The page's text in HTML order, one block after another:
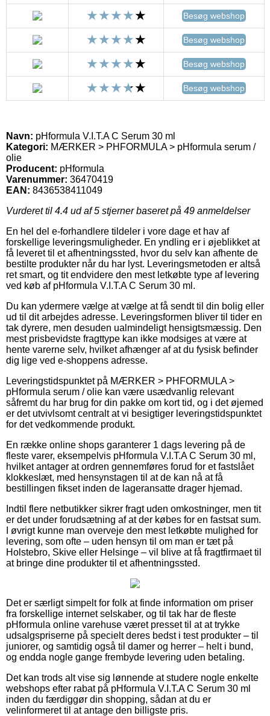
Besøg webshop
Besøg webshop
Besøg webshop
Besøg webshop
Navn: pHformula V.I.T.A C Serum 30 ml
Kategori: MÆRKER > PHFORMULA > pHformula serum /
olie
Producent: pHformula
Varenummer: 36470419
EAN: 8436538411049
Vurderet til 4.4 ud af 5 stjerner baseret på 49 anmeldelser
En hel del e-forhandlere tildeler i vore dage et hav af
forskellige leveringsmuligheder. En yndling er i øjeblikket at
få leveret til et afhentningssted, hvor du selv kan afhente de
bestilte produkter når du har lyst. Leveringsmetoden er altså
ret smart, og tit endvidere den mest letkøbte type af levering
ved køb af pHformula V.I.T.A C Serum 30 ml.
Du kan ydermere vælge at vælge at få sendt til din bolig eller
ud til dit arbejdes adresse. Leveringsformen bliver til tider en
tak dyrere, men desuden ualmindeligt hensigtsmæssig. Den
mest prisbevidste fragttype kan ikke modsiges at være at
hente varerne selv, hvilket afhænger af at du fysisk befinder
dig lige ved e-shoppens adresse.
Leveringstidspunktet på MÆRKER > PHFORMULA >
pHformula serum / olie kan være usædvanlig relevant
såfremt du har brug for din pakke om kort tid, og i det øjemed
er det utvivlsomt centralt at vi besigtiger leveringstidspunktet
for det vedkommende produkt.
En række online shops garanterer 1 dags levering på de
fleste varer, eksempelvis pHformula V.I.T.A C Serum 30 ml,
hvilket antager at ordren gennemføres forud for et fastslået
klokkeslæt, med hensynstagen til at de kan nå at få
bestillingen fikset inden de lageransatte drager hjemad.
Indtil flere netbutikker sikrer fragt uden omkostninger, men tit
er det under forudsætning af at der købes for en fastsat sum.
I øvrigt kunne man overveje den mest letkøbte mulighed for
levering, som ofte – uden hensyn til om man er tæt på
Holstebro, Skive eller Helsinge – vil blive at få fragtfirmaet til
at bringe dine produkter til et afhentningssted.
Det er særligt simpelt for folk at finde information om priser
fra forskellige internet selskaber, og til tak har de fleste
pHformula online varehuse været presset til at at trykke
udsalgspriserne på specielt deres bedst i test produkter – til
juniorer, og samtidig også til damer og herrer – helt i bund,
og endda nogle gange frembyde levering uden betaling.
Det kan trods alt vise sig lønnende at studere nogle enkelte
webshops efter rabat på pHformula V.I.T.A C Serum 30 ml
inden du færdiggør din shopping, sådan at du er
velinformeret til at antage den billigste pris.